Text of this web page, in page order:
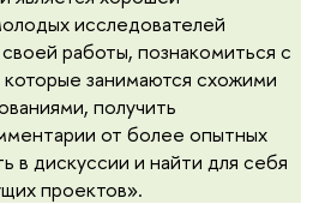
исследователей
своей работы, познакомиться с
занимаются схожими
получить
от более опытных
в дискуссии и найти для себя
проектов».